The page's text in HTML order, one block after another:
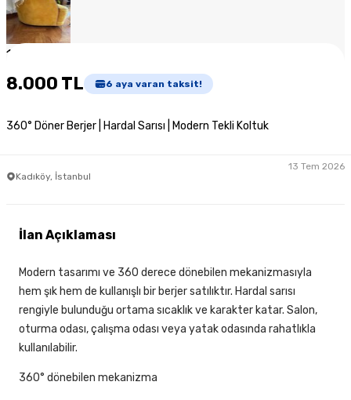
1
8.000 TL 6 aya varan taksit!
360° Döner Berjer | Hardal Sarısı | Modern Tekli Koltuk
Kadıköy, İstanbul
13 Tem 2026
İlan Açıklaması
Modern tasarımı ve 360 derece dönebilen mekanizmasıyla
hem şık hem de kullanışlı bir berjer satılıktır. Hardal sarısı
rengiyle bulunduğu ortama sıcaklık ve karakter katar. Salon,
oturma odası, çalışma odası veya yatak odasında rahatlıkla
kullanılabilir.
360° dönebilen mekanizma